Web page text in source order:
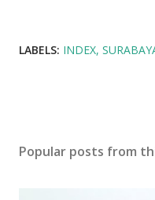
LABELS: INDEX
Popular posts from